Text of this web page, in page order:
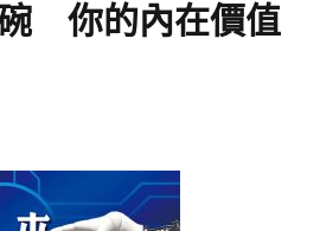
你的內在價值